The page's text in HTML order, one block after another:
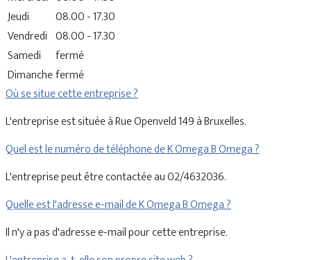
Jeudi
08.00 - 17.30
Vendredi 08.00 - 17.30
Samedi
fermé
Dimanchefermé
Où se situe cette entreprise ?
L'entreprise est située à Rue Openveld 149 à Bruxelles.
Quel est le numéro de téléphone de K Omega B Omega ?
L'entreprise peut être contactée au 02/4632036.
Quelle est l'adresse e-mail de K Omega B Omega ?
Il n'y a pas d'adresse e-mail pour cette entreprise.